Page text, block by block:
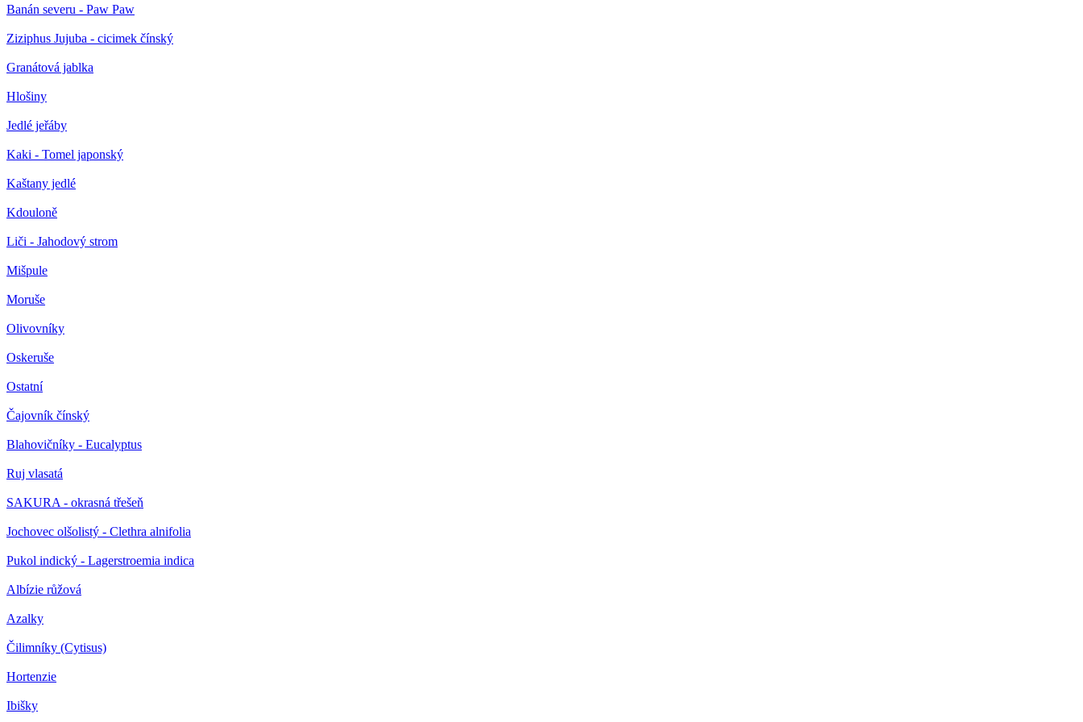
Banán severu - Paw Paw
Ziziphus Jujuba - cicimek čínský
Granátová jablka
Hlošiny
Jedlé jeřáby
Kaki - Tomel japonský
Kaštany jedlé
Kdouloně
Liči - Jahodový strom
Mišpule
Moruše
Olivovníky
Oskeruše
Ostatní
Čajovník čínský
Blahovičníky - Eucalyptus
Ruj vlasatá
SAKURA - okrasná třešeň
Jochovec olšolistý - Clethra alnifolia
Pukol indický - Lagerstroemia indica
Albízie růžová
Azalky
Čilimníky (Cytisus)
Hortenzie
Ibišky